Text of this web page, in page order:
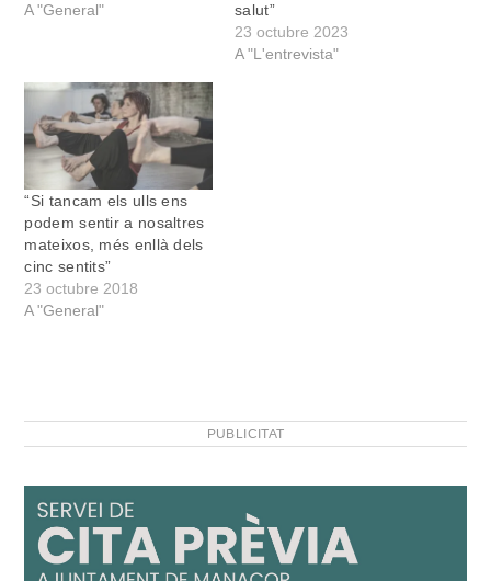
A "General"
salut”
23 octubre 2023
A "L'entrevista"
“Si tancam els ulls ens
podem sentir a nosaltres
mateixos, més enllà dels
cinc sentits”
23 octubre 2018
A "General"
PUBLICITAT